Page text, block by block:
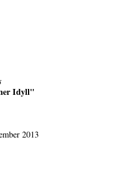
Idyll"
2013